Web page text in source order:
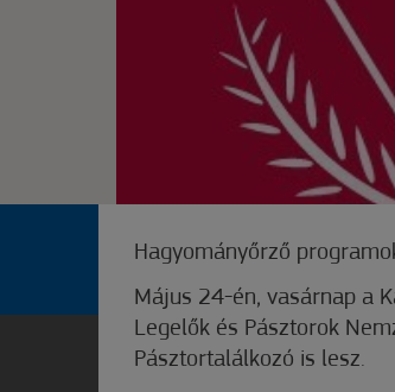
Hagyományőrző
Május 24-én, vasárnap a
Legelők és Pásztorok
Pásztortalálkozó is lesz.